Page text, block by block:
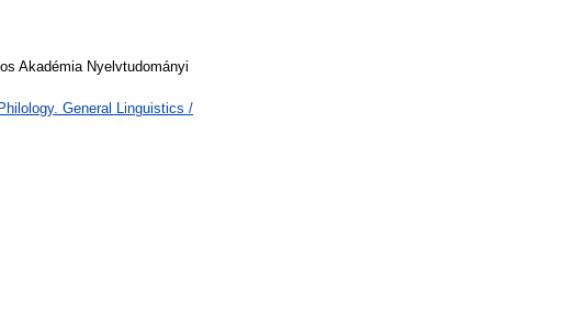
Akadémia Nyelvtudományi
General Linguistics /